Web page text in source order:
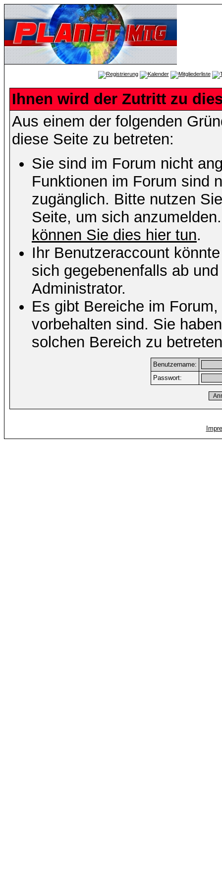
Ihnen wird der Zutritt zu
Aus einem der folgenden
diese Seite zu betreten:
Sie sind im Forum nicht
Funktionen im Forum sind
zugänglich. Bitte nutzen
Seite, um sich
können Sie dies hier tun.
Ihr Benutzeraccount
sich gegebenenfalls ab
Administrator.
Es gibt Bereiche im
vorbehalten sind. Sie
solchen Bereich zu
Benutzername:
Passwort: